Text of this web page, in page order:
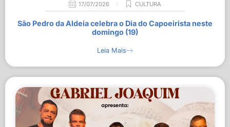
17/07/2026 CULTURA
São Pedro da Aldeia celebra o Dia do Capoeirista neste
domingo (19)
Leia Mais